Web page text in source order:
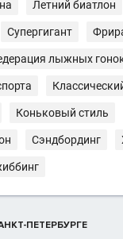
Летний биатлон
Супергигант
лыжных
Коньковый стиль
Сэндбординг
ПЕТЕРБУРГЕ